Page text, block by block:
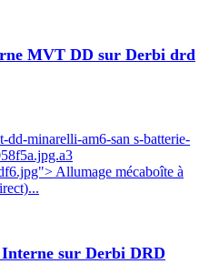
MVT DD sur Derbi drd
minarelli-am6-san s-batterie-
Allumage mécaboîte à
sur Derbi DRD